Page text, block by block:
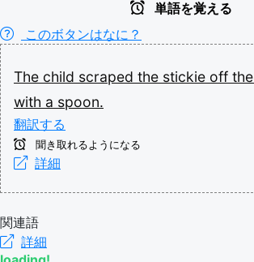
単語を覚える
このボタンはなに？
The child scraped the stickie off the
with a spoon.
翻訳する
聞き取れるようになる
詳細
関連語
詳細